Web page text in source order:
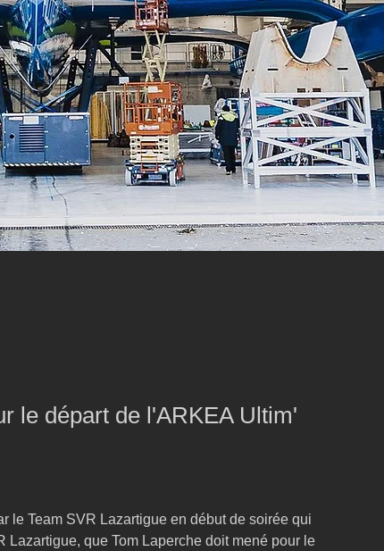
le départ de l'ARKEA Ultim'
le Team SVR Lazartigue en début de soirée qui
Lazartigue, que Tom Laperche doit mené pour le